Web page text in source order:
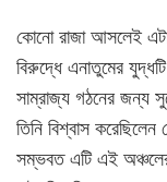
কোনো রাজা আসলেই এটা
বিরুদ্ধে এনাতুমের
সাম্রাজ্য গঠনের জন্য
তিনি বিশ্বাস
সম্ভবত এটি এই অঞ্চলের